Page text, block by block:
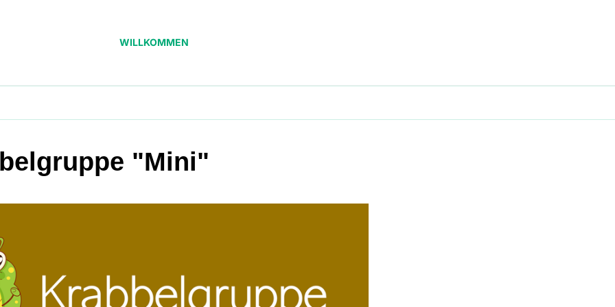
WILLKOMMEN
"Mini"